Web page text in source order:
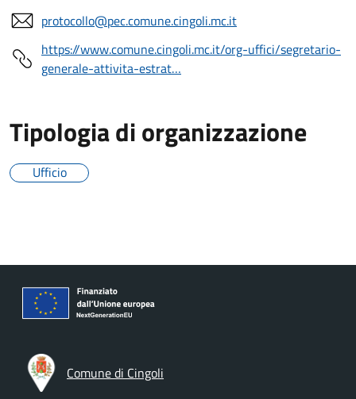
protocollo@pec.comune.cingoli.mc.it
https://www.comune.cingoli.mc.it/org-uffici/segretario-
generale-attivita-estrat…
Tipologia di organizzazione
Ufficio
Comune di Cingoli